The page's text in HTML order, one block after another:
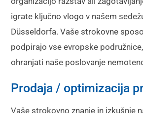
igrate ključno vlogo v našem
Düsseldorfa. Vaše strokovne
podpirajo vse evropske
ohranjati naše poslovanje
Prodaja / optimizacija
Vaše strokovno znanje in izkušnje